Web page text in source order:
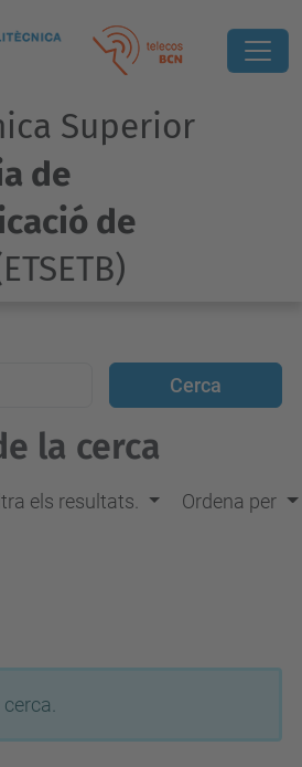
Superior
de
de
la cerca
els resultats. Ordena per